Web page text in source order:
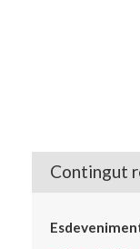
Contingut